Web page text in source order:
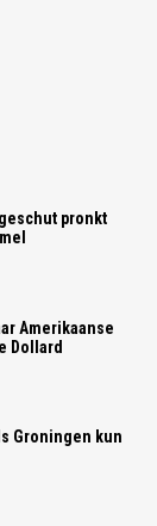
pronkt
Amerikaanse
Dollard
Groningen kun